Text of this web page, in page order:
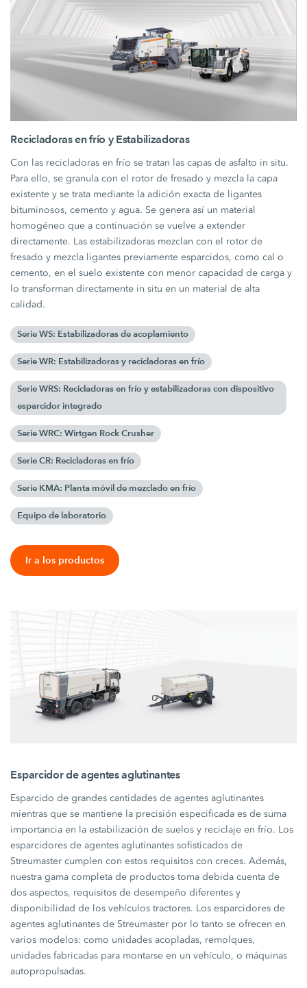
Recicladoras en frío y Estabilizadoras
Con las recicladoras en frío se tratan las capas de asfalto in situ.
Para ello, se granula con el rotor de fresado y mezcla la capa
existente y se trata mediante la adición exacta de ligantes
bituminosos, cemento y agua. Se genera así un material
homogéneo que a continuación se vuelve a extender
directamente. Las estabilizadoras mezclan con el rotor de
fresado y mezcla ligantes previamente esparcidos, como cal o
cemento, en el suelo existente con menor capacidad de carga y
lo transforman directamente in situ en un material de alta
calidad.
Serie WS: Estabilizadoras de acoplamiento
Serie WR: Estabilizadoras y recicladoras en frío
Serie WRS: Recicladoras en frío y estabilizadoras con dispositivo
esparcidor integrado
Serie WRC: Wirtgen Rock Crusher
Serie CR: Recicladoras en frío
Serie KMA: Planta móvil de mezclado en frío
Equipo de laboratorio
Ir a los productos
Esparcidor de agentes aglutinantes
Esparcido de grandes cantidades de agentes aglutinantes
mientras que se mantiene la precisión especificada es de suma
importancia en la estabilización de suelos y reciclaje en frío. Los
esparcidores de agentes aglutinantes sofisticados de
Streumaster cumplen con estos requisitos con creces. Además,
nuestra gama completa de productos toma debida cuenta de
dos aspectos, requisitos de desempeño diferentes y
disponibilidad de los vehículos tractores. Los esparcidores de
agentes aglutinantes de Streumaster por lo tanto se ofrecen en
varios modelos: como unidades acopladas, remolques,
unidades fabricadas para montarse en un vehículo, o máquinas
autopropulsadas.